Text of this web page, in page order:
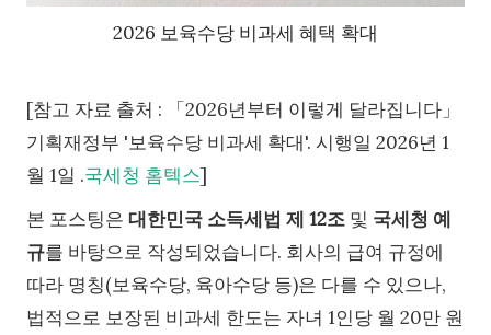
2026 보육수당 비과세 혜택 확대
[참고 자료 출처 : 「2026년부터 이렇게 달라집니다」
기획재정부 '보육수당 비과세 확대'. 시행일 2026년 1
월 1일 .국세청 홈텍스]
본 포스팅은 대한민국 소득세법 제 12조 및 국세청 예
규를 바탕으로 작성되었습니다. 회사의 급여 규정에
따라 명칭(보육수당, 육아수당 등)은 다를 수 있으나,
법적으로 보장된 비과세 한도는 자녀 1인당 월 20만 원